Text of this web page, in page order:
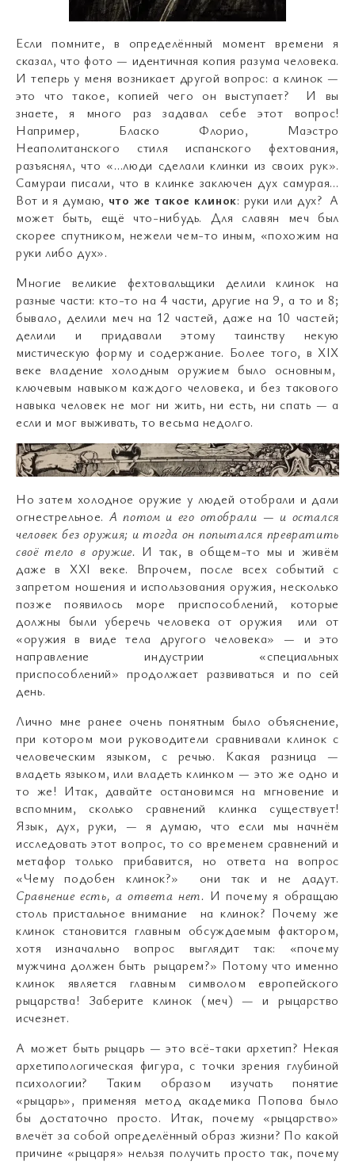
Если помните, в определённый момент времени я
сказал, что фото— идентичная копия разума человека.
И теперь у меня возникает другой вопрос: а клинок—
это что такое, копией чего он выступает? И вы
знаете, я много раз задавал себе этот вопрос!
Например, Бласко Флорио, Маэстро
Неаполитанского стиля испанского фехтования,
разъяснял, что «…люди сделали клинки из своих рук».
Самураи писали, что в клинке заключен дух самурая…
Вот и я думаю, что же такое клинок: руки или дух? А
может быть, ещё что-нибудь. Для славян меч был
скорее спутником, нежели чем-то иным, «похожим на
руки либо дух».
Многие великие фехтовальщики делили клинок на
разные части: кто-то на 4 части, другие на 9, а то и 8;
бывало, делили меч на 12 частей, даже на 10 частей;
делили и придавали этому таинству некую
мистическую форму и содержание. Более того, в XIX
веке владение холодным оружием было основным,
ключевым навыком каждого человека, и без такового
навыка человек не мог ни жить, ни есть, ни спать —а
если и мог выживать, то весьма недолго.
Но затем холодное оружие у людей отобрали и дали
огнестрельное. А потом и его отобрали — и остался
человек без оружия; и тогда он попытался превратить
своё тело в оружие. И так, в общем-то мы и живём
даже в XXI веке. Впрочем, после всех событий с
запретом ношения и использования оружия, несколько
позже появилось море приспособлений, которые
должны были уберечь человека от оружия или от
«оружия в виде тела другого человека» — и это
направление индустрии «специальных
приспособлений» продолжает развиваться и по сей
день.
Лично мне ранее очень понятным было объяснение,
при котором мои руководители сравнивали клинок с
человеческим языком, с речью. Какая разница—
владеть языком, или владеть клинком— это же одно и
то же! Итак, давайте остановимся на мгновение и
вспомним, сколько сравнений клинка существует!
Язык, дух, руки, — я думаю, что если мы начнём
исследовать этот вопрос, то со временем сравнений и
метафор только прибавится, но ответа на вопрос
«Чему подобен клинок?» они так и не дадут.
Сравнение есть, а ответа нет. И почему я обращаю
столь пристальное внимание на клинок? Почему же
клинок становится главным обсуждаемым фактором,
хотя изначально вопрос выглядит так: «почему
мужчина должен быть рыцарем?» Потому что именно
клинок является главным символом европейского
рыцарства! Заберите клинок (меч) — и рыцарство
исчезнет.
А может быть рыцарь — это всё-таки архетип? Некая
архетипологическая фигура, с точки зрения глубиной
психологии? Таким образом изучать понятие
«рыцарь», применяя метод академика Попова было
бы достаточно просто. Итак, почему «рыцарство»
влечёт за собой определённый образ жизни? По какой
причине «рыцаря» нельзя получить просто так, почему